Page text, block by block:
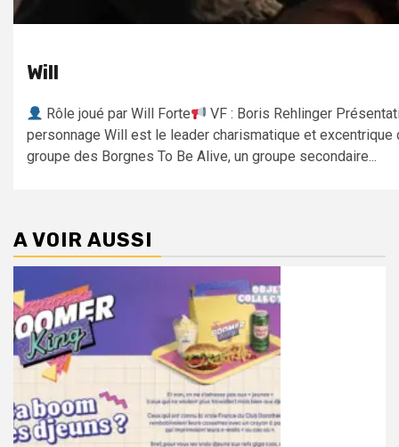
Will
Rôle joué par Will Forte
VF : Boris Rehlinger
personnage Will est le leader charismatique et excentrique
groupe des Borgnes To Be Alive, un groupe secondaire...
A VOIR AUSSI